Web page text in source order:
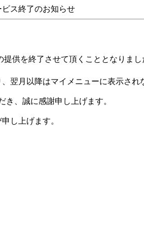
ビス終了のお知らせ
供を終了させて頂くこととなりまし
翌月以降はマイメニューに表示され
、誠に感謝申し上げます。
し上げます。